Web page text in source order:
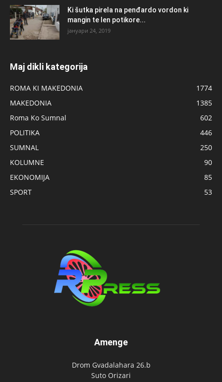
Ki šutka pirela na penđardo vordon ki
mangin te len potikore...
јануари 24, 2019
Maj dikli kategorija
ROMA KI MAKEDONIA
1774
MAKEDONIA
1385
Roma Ko Sumnal
602
POLITIKA
446
SUMNAL
250
KOLUMNE
90
EKONOMIJA
85
SPORT
53
Amenge
Drom Gvadalahara 26.b
Suto Orizari